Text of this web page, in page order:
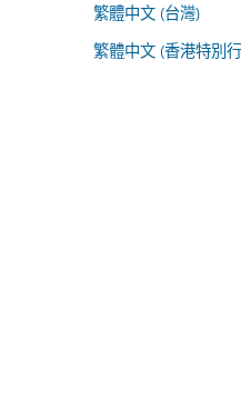
繁體中文 (台灣)
繁體中文 (香港特別